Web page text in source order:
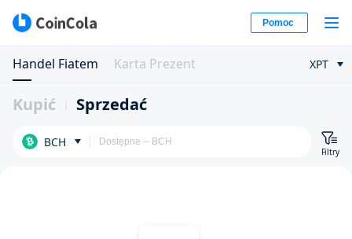
Pomoc
Handel Fiatem Karta Prezent XPT
Kupić Sprzedać
BCH
Filtry